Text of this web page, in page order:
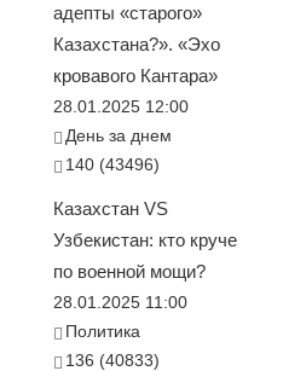
адепты «старого»
Казахстана?». «Эхо
кровавого Кантара»
28.01.2025 12:00
День за днем
140 (43496)
Казахстан VS
Узбекистан: кто круче
по военной мощи?
28.01.2025 11:00
Политика
136 (40833)